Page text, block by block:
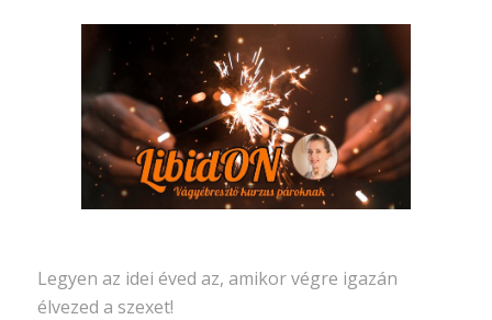
Legyen az idei éved az, amikor végre igazán
élvezed a szexet!